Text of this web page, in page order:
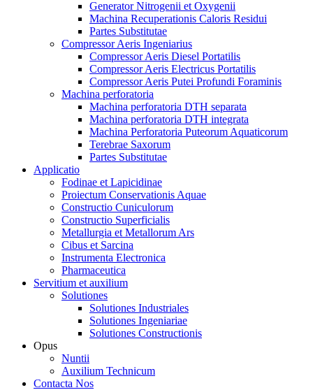
Generator Nitrogenii et Oxygenii
Machina Recuperationis Caloris Residui
Partes Substitutae
Compressor Aeris Ingeniarius
Compressor Aeris Diesel Portatilis
Compressor Aeris Electricus Portatilis
Compressor Aeris Putei Profundi Foraminis
Machina perforatoria
Machina perforatoria DTH separata
Machina perforatoria DTH integrata
Machina Perforatoria Puteorum Aquaticorum
Terebrae Saxorum
Partes Substitutae
Applicatio
Fodinae et Lapicidinae
Proiectum Conservationis Aquae
Constructio Cuniculorum
Constructio Superficialis
Metallurgia et Metallorum Ars
Cibus et Sarcina
Instrumenta Electronica
Pharmaceutica
Servitium et auxilium
Solutiones
Solutiones Industriales
Solutiones Ingeniariae
Solutiones Constructionis
Opus
Nuntii
Auxilium Technicum
Contacta Nos